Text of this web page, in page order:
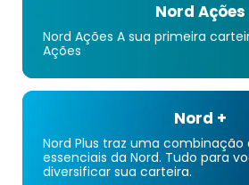
Nord Ações
Nord Ações A sua primeira
Ações
Nord +
Nord Plus traz uma combinação
essenciais da Nord. Tudo para
diversificar sua carteira.